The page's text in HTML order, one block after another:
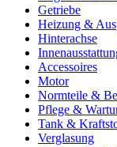
Getriebe
Heizung &
Hinterachse
Accessoires
Motor
Normteile &
Pflege &
Tank &
Verglasung